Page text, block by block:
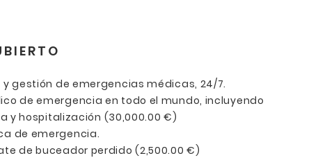
gestión de emergencias médicas, 24/7.
de emergencia en todo el mundo, incluyendo
y hospitalización (30,000.00 €)
de emergencia.
de buceador perdido (2,500.00 €)